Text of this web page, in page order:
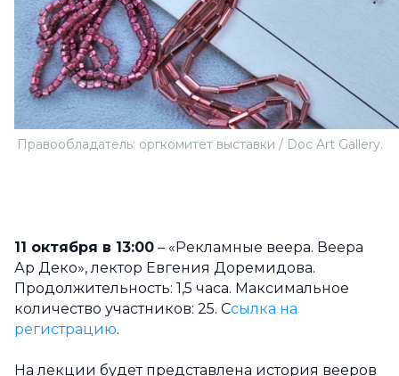
Правообладатель: оргкомитет выставки / Doc Art Gallery.
11 октября в 13:00 – «Рекламные веера. Веера
Ар Деко», лектор Евгения Доремидова.
Продолжительность: 1,5 часа. Максимальное
количество участников: 25. Ссылка на
регистрацию.
На лекции будет представлена история вееров